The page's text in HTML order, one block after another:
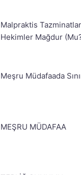
Malpraktis
Hekimler Mağdur
Meşru Müdafaada
MEŞRU MÜDAFAA